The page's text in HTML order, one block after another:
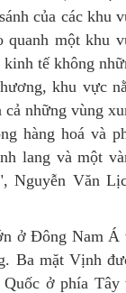
của các khu
quanh một khu
tế không
khu vực
cả những vùng
hàng hoá và
lang và một
Nguyễn Văn
ở Đông Nam Á
Ba mặt Vịnh
ở phía Tây